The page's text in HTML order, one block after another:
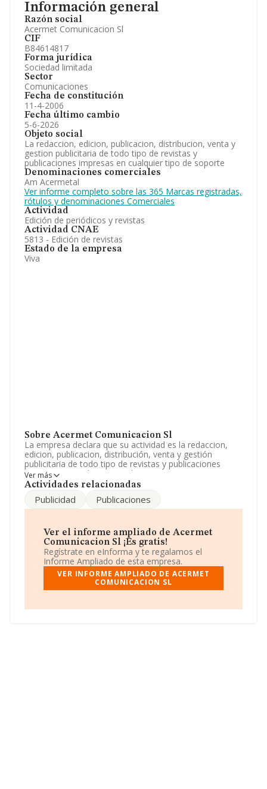
Información general
Razón social
Acermet Comunicacion Sl
CIF
B84614817
Forma jurídica
Sociedad limitada
Sector
Comunicaciones
Fecha de constitución
11-4-2006
Fecha último cambio
5-6-2026
Objeto social
La redaccion, edicion, publicacion, distribucion, venta y
gestion publicitaria de todo tipo de revistas y
publicaciones impresas en cualquier tipo de soporte
Denominaciones comerciales
Am Acermetal
Ver informe completo sobre las 365 Marcas registradas,
rótulos y denominaciones Comerciales
Actividad
Edición de periódicos y revistas
Actividad CNAE
5813 - Edición de revistas
Estado de la empresa
Viva
Sobre Acermet Comunicacion Sl
La empresa declara que su actividad es la redaccion,
edicion, publicacion, distribución, venta y gestión
publicitaria de todo tipo de revistas y publicaciones
impresas en cualquier tipo de soporte. La empresa es
una Sociedad Limitada. Su actividad CNAE es 'Edición de
actividad en mercados exteriores.
número de empleados de la compañía ha estado por
debajo de la media de sector.
Para llamar las oficinas se puede hacer a través del
número 915337899 y el correo electrónico es
margatudela@acermetal.es. Su página web es
www.acermetal.es.
La empresaAcermet Comunicación S.L, B84614817,
Ver más
Actividades relacionadas
Publicidad Publicaciones
Ver el informe ampliado de Acermet
Comunicacion Sl ¡Es gratis!
Regístrate en eInforma y te regalamos el
Informe Ampliado de esta empresa.
VER INFORME AMPLIADO DE ACERMET
COMUNICACION SL